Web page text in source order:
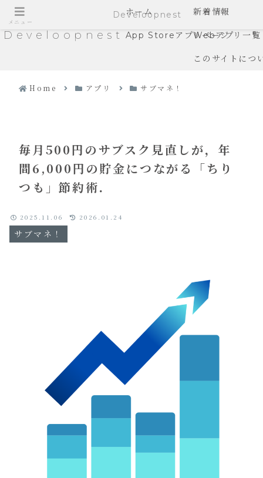
Develoopnest
ホーム 新着情報
App Storeアプリページ
Webアプリ一覧
このサイトにつ
Home アプリ サブマネ！
毎月500円のサブスク見直しが，年
間6,000円の貯金につながる「ちり
つも」節約術．
サブマネ！
2025.11.06 2026.01.24
メニュー
Develoopnest